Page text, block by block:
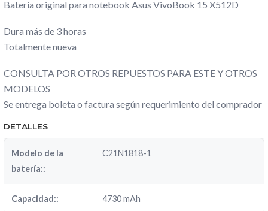
Batería original para notebook Asus VivoBook 15 X512D
Dura más de 3 horas
Totalmente nueva
CONSULTA POR OTROS REPUESTOS PARA ESTE Y OTROS
MODELOS
Se entrega boleta o factura según requerimiento del comprador
DETALLES
Modelo de la
batería::
C21N1818-1
Capacidad:: 4730 mAh